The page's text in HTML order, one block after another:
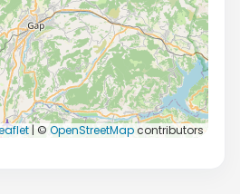
| © OpenStreetMapcontributors